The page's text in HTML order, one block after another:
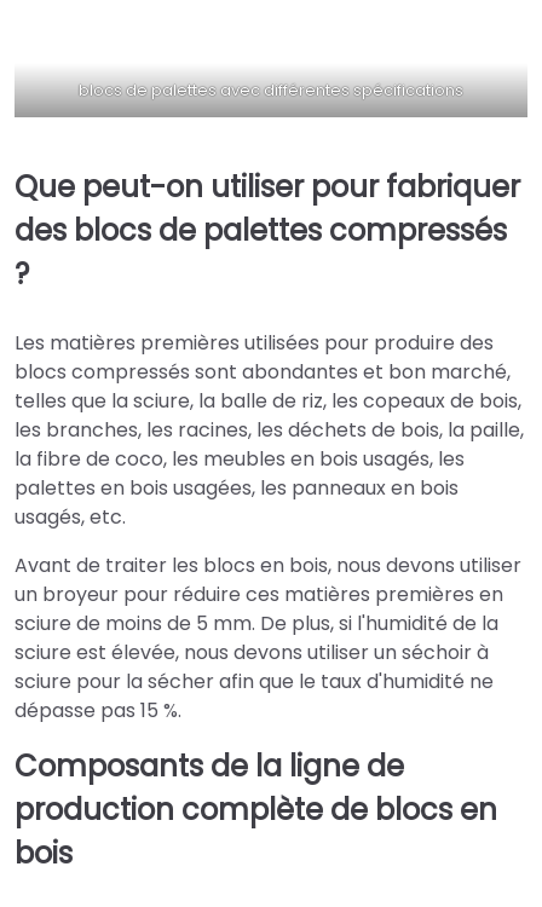
blocs de palettes avec différentes spécifications
Que peut-on utiliser pour fabriquer
des blocs de palettes compressés
?
Les matières premières utilisées pour produire des
blocs compressés sont abondantes et bon marché,
telles que la sciure, la balle de riz, les copeaux de bois,
les branches, les racines, les déchets de bois, la paille,
la fibre de coco, les meubles en bois usagés, les
palettes en bois usagées, les panneaux en bois
usagés, etc.
Avant de traiter les blocs en bois, nous devons utiliser
un broyeur pour réduire ces matières premières en
sciure de moins de 5 mm. De plus, si l'humidité de la
sciure est élevée, nous devons utiliser un séchoir à
sciure pour la sécher afin que le taux d'humidité ne
dépasse pas 15 %.
Composants de la ligne de
production complète de blocs en
bois